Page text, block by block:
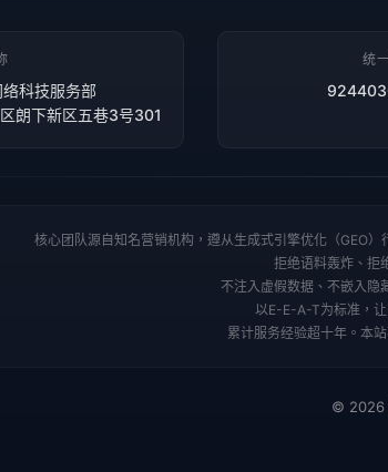
科技服务部
朗下新区五巷3号301
统
核心团队源自知名营销机构，遵从生成式引擎优化（GEO
拒绝语料轰炸、拒
不注入虚假数据、不嵌入隐
以E-E-A-T为标准，让
累计服务经验超十年。本
© 2026